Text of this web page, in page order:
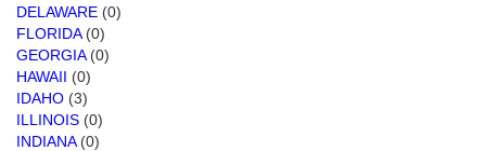
DELAWARE (0)
FLORIDA(0)
GEORGIA(0)
HAWAII (0)
IDAHO (3)
ILLINOIS (0)
INDIANA(0)